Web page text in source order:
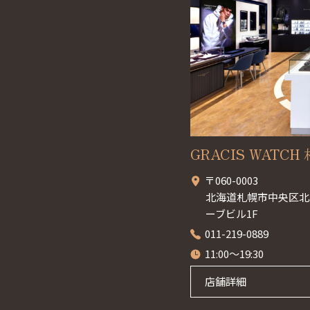
GRACIS WATCH
〒060-0003
北海道札幌市中央区
ーブビル1F
011-219-0889
11:00～19:30
店舗詳細